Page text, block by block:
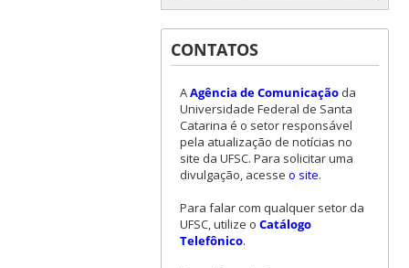
CONTATOS
AAgência de Comunicaçãoda
Universidade Federal de Santa
Catarina é o setor responsável
pela atualização de notícias no
site da UFSC. Para solicitar uma
divulgação, acesse o site.
Para falar com qualquer setor da
UFSC, utilize o Catálogo
Telefônico.